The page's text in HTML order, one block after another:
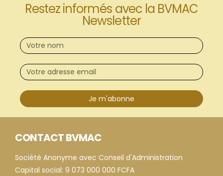
Restez informés avec la BVMAC
Newsletter
Je m'abonne
CONTACT BVMAC
Société Anonyme avec Conseil d'Administration
Capital social: 9 073 000 000 FCFA